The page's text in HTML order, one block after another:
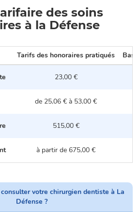
des soins
à la Défense
Tarifs des honoraires pratiqués
23,00 €
de 25,06 € à 53,00 €
515,00 €
à partir de 675,00 €
votre chirurgien dentiste à La
Défense ?